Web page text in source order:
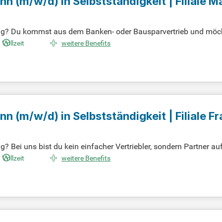
Du kommst aus dem Banken- oder Bausparvertrieb und
– Vertrauen ist der Schlüssel zu erfolgreichen
auf Augenhöhe agierst. Entscheide dich für ein Team, das
Vollzeit weitere Benefits
(m/w/d) in Selbstständigkeit | Filiale
Bei uns bist du kein einfacher Vertriebler, sondern Partner
perfekt zu uns. Wir bieten dir ein unternehmerisches Umfeld,
das Wert auf echte Partnerschaften legt!
Vollzeit weitere Benefits